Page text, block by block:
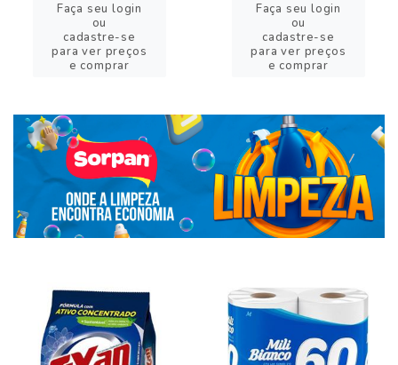
Faça seu login
ou
cadastre-se
para ver preços
e comprar
Faça seu login
ou
cadastre-se
para ver preços
e comprar